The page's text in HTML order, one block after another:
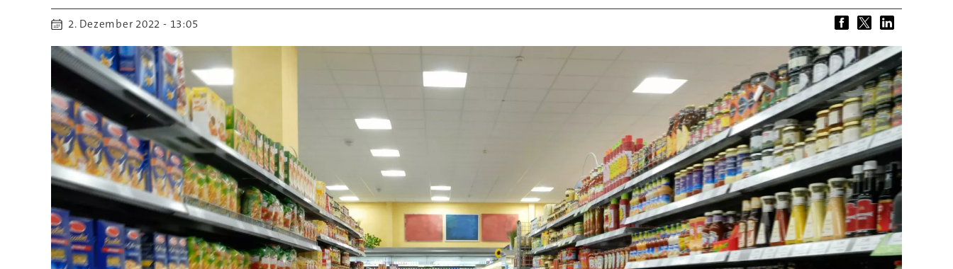
2. Dezember 2022 - 13:05